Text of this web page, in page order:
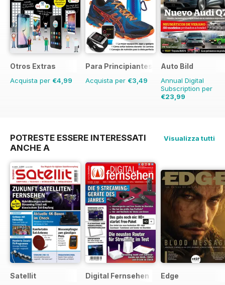
Otros Extras
Acquista per €4,99
Para Principiantes
Acquista per €3,49
Auto Bild
Annual Digital
Subscription per
€23,99
POTRESTE ESSERE INTERESSATI
ANCHE A
Visualizza tutti
Satellit Digital Fernsehen Edge